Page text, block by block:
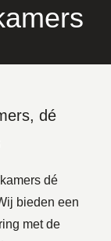
dé
dé
bieden een
met de